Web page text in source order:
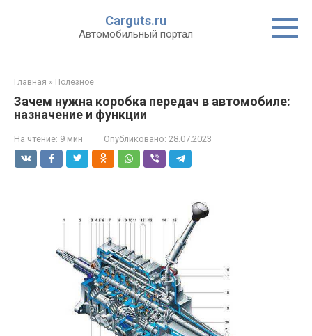
Carguts.ru
Автомобильный портал
Главная » Полезное
Зачем нужна коробка передач в автомобиле:
назначение и функции
На чтение: 9 мин Опубликовано: 28.07.2023